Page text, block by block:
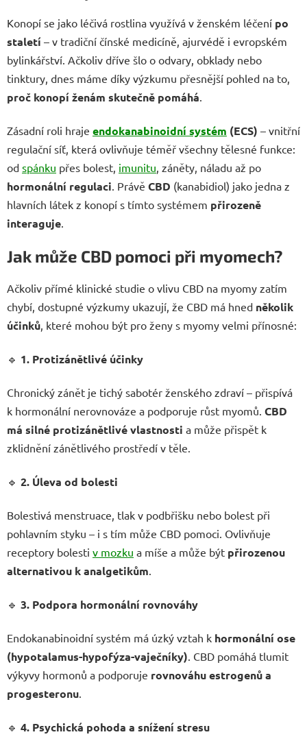
Konopí se jako léčivá rostlina využívá v ženském léčení po
staletí – v tradiční čínské medicíně, ajurvédě i evropském
bylinkářství. Ačkoliv dříve šlo o odvary, obklady nebo
tinktury, dnes máme díky výzkumu přesnější pohled na to,
proč konopí ženám skutečně pomáhá
Zásadní roli hraje endokanabinoidní systém (ECS) – vnitřní
regulační síť, která ovlivňuje téměř všechny tělesné funkce:
od spánku přes bolest, imunitu , záněty, náladu až po
hormonální regulaci . Právě CBD (kanabidiol) jako jedna z
hlavních látek z konopí s tímto systémem přirozeně
interaguje
Jak může CBD pomoci při myomech?
Ačkoliv přímé klinické studie o vlivu CBD na myomy zatím
chybí, dostupné výzkumy ukazují, že CBD má hned několik
účinků , které mohou být pro ženy s myomy velmi přínosné:
🔹 1. Protizánětlivé účinky
Chronický zánět je tichý sabotér ženského zdraví – přispívá
k hormonální nerovnováze a podporuje růst myomů. CBD
má silné protizánětlivé vlastnosti a může přispět k
zklidnění zánětlivého prostředí v těle.
🔹 2. Úleva od bolesti
Bolestivá menstruace, tlak v podbřišku nebo bolest při
pohlavním styku – i s tím může CBD pomoci. Ovlivňuje
receptory bolesti v mozku a míše a může být přirozenou
alternativou k analgetikům
🔹 3. Podpora hormonální rovnováhy
Endokanabinoidní systém má úzký vztah k hormonální ose
(hypotalamus-hypofýza-vaječníky) . CBD pomáhá tlumit
výkyvy hormonů a podporuje rovnováhu estrogenů a
progesteronu
🔹 4. Psychická pohoda a snížení stresu